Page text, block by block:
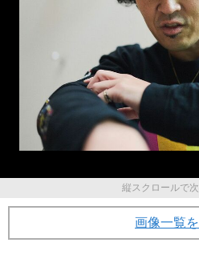
縦スクロールで
画像一覧